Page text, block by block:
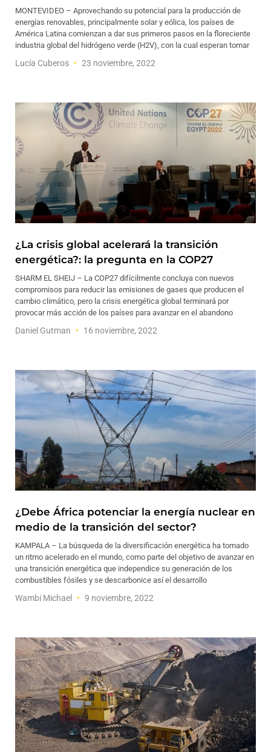
MONTEVIDEO – Aprovechando su potencial para la producción de
energías renovables, principalmente solar y eólica, los países de
América Latina comienzan a dar sus primeros pasos en la floreciente
industria global del hidrógeno verde (H2V), con la cual esperan tomar
Lucía Cuberos 23 noviembre, 2022
¿La crisis global acelerará la transición
energética?: la pregunta en la COP27
SHARM EL SHEIJ – La COP27 difícilmente concluya con nuevos
compromisos para reducir las emisiones de gases que producen el
cambio climático, pero la crisis energética global terminará por
provocar más acción de los países para avanzar en el abandono
Daniel Gutman 16 noviembre, 2022
¿Debe África potenciar la energía nuclear en
medio de la transición del sector?
KAMPALA – La búsqueda de la diversificación energética ha tomado
un ritmo acelerado en el mundo, como parte del objetivo de avanzar en
una transición energética que independice su generación de los
combustibles fósiles y se descarbonice así el desarrollo
Wambi Michael 9 noviembre, 2022